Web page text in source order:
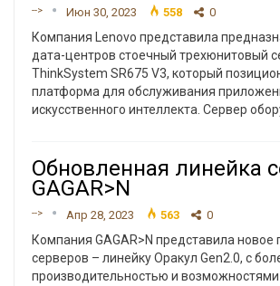
--> Июн 30, 2023 558 0
Компания Lenovo представила
дата-центров стоечный трехюнитовый
ThinkSystem SR675 V3, который
платформа для обслуживания
искусственного интеллекта. Сервер
Обновленная линейка
GAGAR>N
--> Апр 28, 2023 563 0
Компания GAGAR>N представила новое
серверов – линейку Оракул Gen2.0, с
производительностью и